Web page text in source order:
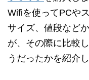
Wifiを使ってPCや
サイズ、値段など
が、その際に比較
うだったかを紹介